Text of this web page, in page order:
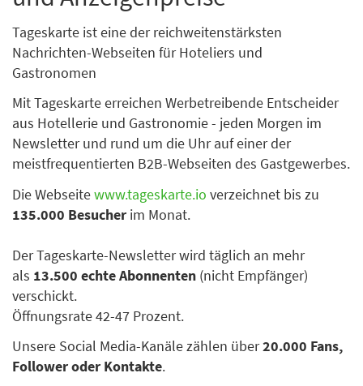
Tageskarte ist eine der reichweitenstärksten
Nachrichten-Webseiten für Hoteliers und
Gastronomen
Mit Tageskarte erreichen Werbetreibende Entscheider
aus Hotellerie und Gastronomie - jeden Morgen im
Newsletter und rund um die Uhr auf einer der
meistfrequentierten B2B-Webseiten des Gastgewerbes.
Die Webseitewww.tageskarte.io verzeichnet bis zu
135.000 Besucher im Monat.
Der Tageskarte-Newsletter wird täglich an mehr
als 13.500 echte Abonnenten (nicht Empfänger)
verschickt.
Öffnungsrate 42-47 Prozent.
Unsere Social Media-Kanäle zählen über20.000 Fans,
Follower oder Kontakte.